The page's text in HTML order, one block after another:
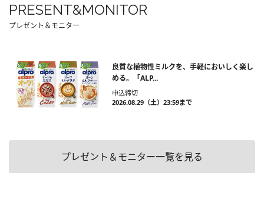
PRESENT&MONITOR
プレゼント＆モニター
良質な植物性ミルクを、手軽においしく楽し
める。「ALP...
申込締切
2026.08.29（土）23:59まで
プレゼント＆モニター一覧を見る